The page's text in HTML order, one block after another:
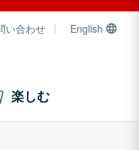
い合わせ English
楽しむ